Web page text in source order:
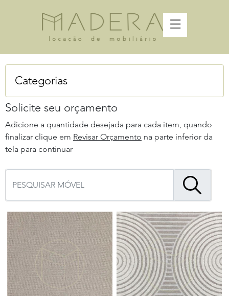
☰
Categorias
Solicite seu orçamento
Adicione a quantidade desejada para cada item, quando
finalizar clique em Revisar Orçamento na parte inferior da
tela para continuar